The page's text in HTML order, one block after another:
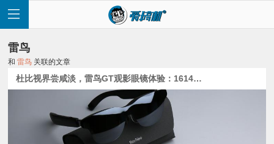
雷鸟
和雷鸟 关联的文章
杜比视界尝咸淡，雷鸟GT观影眼镜体验：1614元上3DoF + 双层Micro-OLED